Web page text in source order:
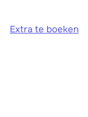
Extra te boeken